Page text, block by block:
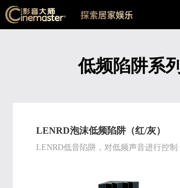
低频陷阱系列
LENRD泡沫低频陷阱（红/灰）
LENRD低音陷阱，对低频声音进行控制